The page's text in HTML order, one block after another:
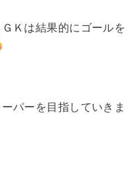
Ｋは結果的にゴールを
パーを目指していきま